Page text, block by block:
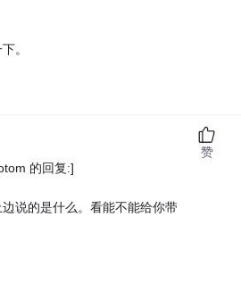
。
的回复:]
说的是什么。看能不能给你带
赞